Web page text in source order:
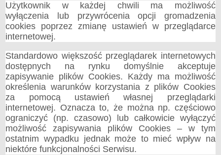
Użytkownik w każdej chwili ma możliwość
wyłączenia lub przywrócenia opcji gromadzenia
cookies poprzez zmianę ustawień w przeglądarce
internetowej.
Standardowo większość przeglądarek internetowych
dostępnych na rynku domyślnie akceptuje
zapisywanie plików Cookies. Każdy ma możliwość
określenia warunków korzystania z plików Cookies
za pomocą ustawień własnej przeglądarki
internetowej. Oznacza to, że można np. częściowo
ograniczyć (np. czasowo) lub całkowicie wyłączyć
możliwość zapisywania plików Cookies – w tym
ostatnim wypadku jednak może to mieć wpływ na
niektóre funkcjonalności Serwisu.